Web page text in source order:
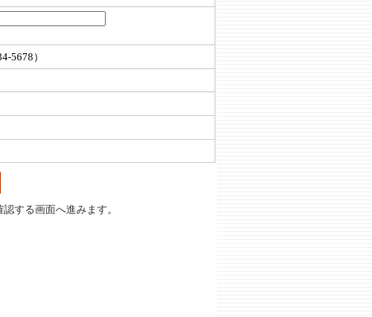
5678）
する画面へ進みます。